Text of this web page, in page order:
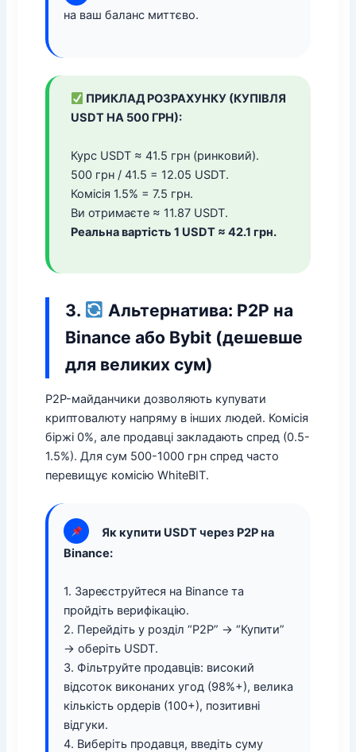
на ваш баланс миттєво.
ПРИКЛАД РОЗРАХУНКУ (КУПІВЛЯ
USDT НА 500 ГРН):
Курс USDT ≈ 41.5 грн (ринковий).
500 грн / 41.5 = 12.05 USDT.
Комісія 1.5% = 7.5 грн.
Ви отримаєте ≈ 11.87 USDT.
Реальна вартість 1 USDT ≈ 42.1 грн.
3.
Альтернатива: P2P на
Binance або Bybit (дешевше
для великих сум)
P2P-майданчики дозволяють купувати
криптовалюту напряму в інших людей. Комісія
біржі 0%, але продавці закладають спред (0.5-
1.5%). Для сум 500-1000 грн спред часто
перевищує комісію WhiteBIT.
Як купити USDT через P2P на
Binance:
1. Зареєструйтеся на Binance та
пройдіть верифікацію.
2. Перейдіть у розділ “P2P” → “Купити”
→ оберіть USDT.
3. Фільтруйте продавців: високий
відсоток виконаних угод (98%+), велика
кількість ордерів (100+), позитивні
відгуки.
4. Виберіть продавця, введіть суму